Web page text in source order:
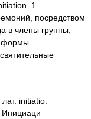
1.
посредством
в члены группы,
формы
initiatio.